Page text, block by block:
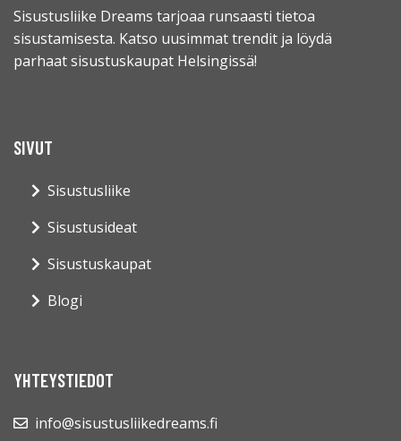
Sisustusliike Dreams tarjoaa runsaasti tietoa
sisustamisesta. Katso uusimmat trendit ja löydä
parhaat sisustuskaupat Helsingissä!
SIVUT
Sisustusliike
Sisustusideat
Sisustuskaupat
Blogi
YHTEYSTIEDOT
info@sisustusliikedreams.fi